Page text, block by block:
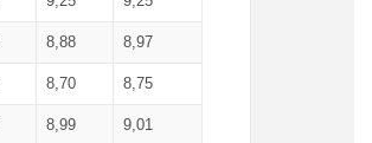
8,88 8,97
8,70 8,75
8,99 9,01